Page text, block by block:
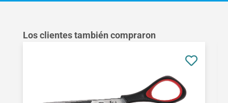
Omitir la galería de productos
Los clientes también compraron